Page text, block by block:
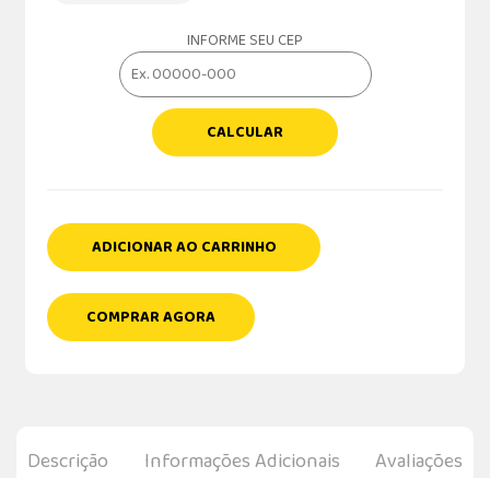
INFORME SEU CEP
CALCULAR
ADICIONAR AO CARRINHO
COMPRAR AGORA
Descrição Informações Adicionais Avaliações